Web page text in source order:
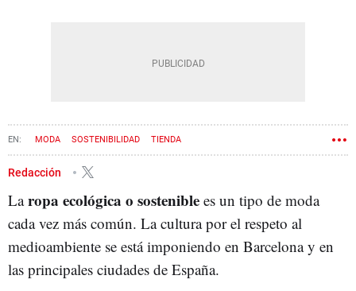
MODA SOSTENIBILIDAD TIENDA
Redacción
Laropa ecológica o sostenible es un tipo de moda
cada vez más común. La cultura por el respeto al
medioambiente se está imponiendo en Barcelona y en
las principales ciudades de España.